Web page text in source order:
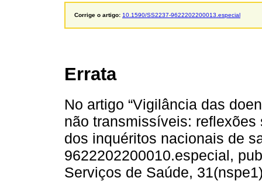
Corrige o artigo: 10.1590/SS2237-9622202200013.especial
Errata
No artigo “Vigilância das
não transmissíveis: reflexões
dos inquéritos nacionais de
9622202200010.especial,
Serviços de Saúde,